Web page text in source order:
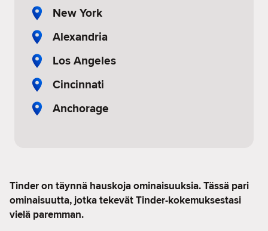
New York
Alexandria
Los Angeles
Cincinnati
Anchorage
Tinder on täynnä hauskoja ominaisuuksia. Tässä pari
ominaisuutta, jotka tekevät Tinder-kokemuksestasi
vielä paremman.